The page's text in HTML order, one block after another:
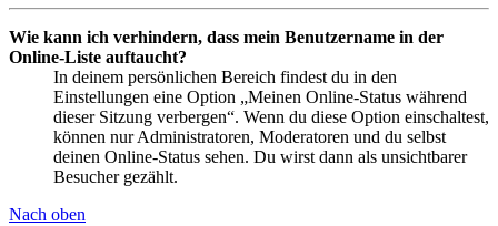
Wie kann ich verhindern, dass mein Benutzername in der
Online-Liste auftaucht?
In deinem persönlichen Bereich findest du in den
Einstellungen eine Option „Meinen Online-Status während
dieser Sitzung verbergen“. Wenn du diese Option einschaltest,
können nur Administratoren, Moderatoren und du selbst
deinen Online-Status sehen. Du wirst dann als unsichtbarer
Besucher gezählt.
Nach oben